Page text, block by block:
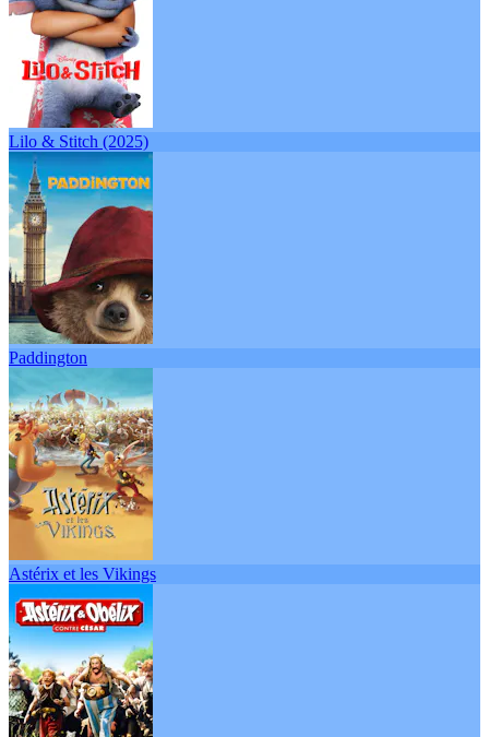
Lilo & Stitch (2025)
Paddington
Astérix et les Vikings